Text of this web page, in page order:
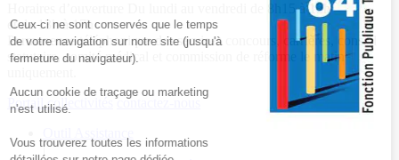
Du lundi au vendredi de 8h15 à 12h
et de 13h à 17h
Permanence téléphonique des services concours, carrières, conseil
statutaire, comité médical et commission de réforme le matin
Portail collectivités
contactez-nous
|
Ceux-ci ne sont conservés que le temps
de votre navigation sur notre site (jusqu'à
fermeture du navigateur).
Aucun cookie de traçage ou marketing
n'est utilisé.
Vous trouverez toutes les informations